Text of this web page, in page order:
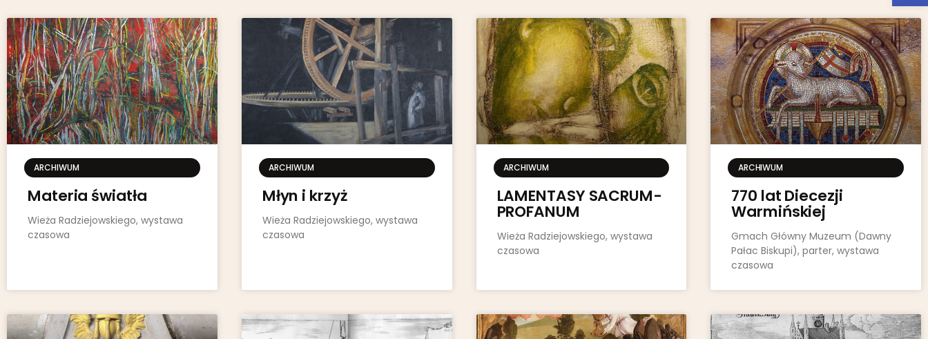
ARCHIWUM
Materia światła
Wieża Radziejowskiego, wystawa
czasowa
ARCHIWUM
Młyn i krzyż
Wieża Radziejowskiego, wystawa
czasowa
ARCHIWUM
LAMENTASY SACRUM-
PROFANUM
Wieża Radziejowskiego, wystawa
czasowa
ARCHIWUM
770 lat Diecezji
Warmińskiej
Gmach Główny Muzeum (Dawny
Pałac Biskupi), parter, wystawa
czasowa